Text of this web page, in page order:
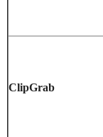
ClipGrab